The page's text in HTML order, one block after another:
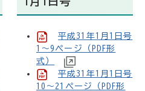
平成31年1月1日号
1～9ページ（PDF形
式）
平成31年1月1日号
10～21ページ（PDF形